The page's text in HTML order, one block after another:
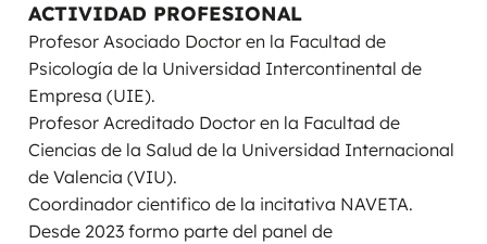
ACTIVIDAD PROFESIONAL
Profesor Asociado Doctor en la Facultad de
Psicología de la Universidad Intercontinental de
Empresa (UIE).
Profesor Acreditado Doctor en la Facultad de
Ciencias de la Salud de la Universidad Internacional
de Valencia (VIU).
Coordinador cientifico de la incitativa NAVETA.
Desde 2023 formo parte del panel de